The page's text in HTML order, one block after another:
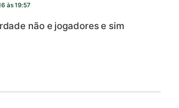
às 19:57
não e jogadores e sim